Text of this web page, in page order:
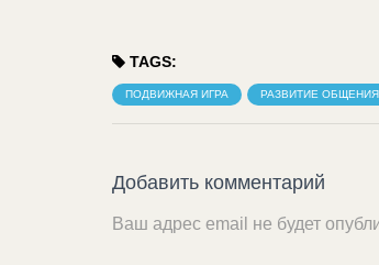
TAGS:
ПОДВИЖНАЯ ИГРА РАЗВИТИЕ ОБЩЕНИЯ
Добавить комментарий
Ваш адрес email не будет